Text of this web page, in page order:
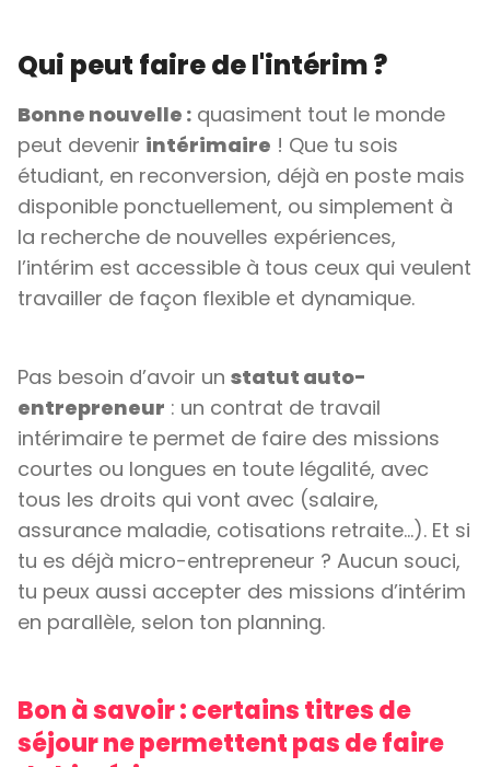
Qui peut faire de l'intérim ?
Bonne nouvelle : quasiment tout le monde
peut devenir intérimaire ! Que tu sois
étudiant, en reconversion, déjà en poste mais
disponible ponctuellement, ou simplement à
la recherche de nouvelles expériences,
l’intérim est accessible à tous ceux qui veulent
travailler de façon flexible et dynamique.
Pas besoin d’avoir un statut auto-
entrepreneur : un contrat de travail
intérimaire te permet de faire des missions
courtes ou longues en toute légalité, avec
tous les droits qui vont avec (salaire,
assurance maladie, cotisations retraite…). Et si
tu es déjà micro-entrepreneur ? Aucun souci,
tu peux aussi accepter des missions d’intérim
en parallèle, selon ton planning.
Bon à savoir : certains titres de
séjour ne permettent pas de faire